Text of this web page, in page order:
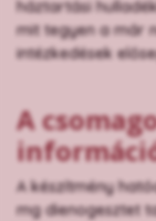
háztartási
mit tegyen a már
intézkedések
A
A készítmény
mg dienogesztet